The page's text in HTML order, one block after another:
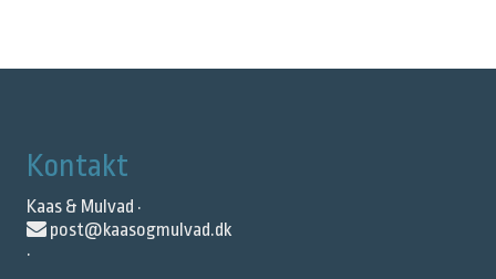
Kontakt
Kaas & Mulvad ·
post@kaasogmulvad.dk
·